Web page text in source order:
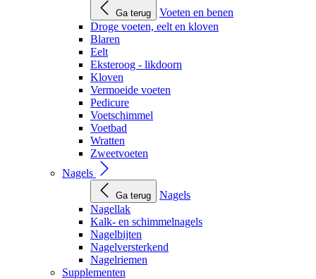
Ga terug
Voeten en benen
Droge voeten, eelt en kloven
Blaren
Eelt
Eksteroog - likdoorn
Kloven
Vermoeide voeten
Pedicure
Voetschimmel
Voetbad
Wratten
Zweetvoeten
Nagels
Ga terug
Nagels
Nagellak
Kalk- en schimmelnagels
Nagelbijten
Nagelversterkend
Nagelriemen
Supplementen